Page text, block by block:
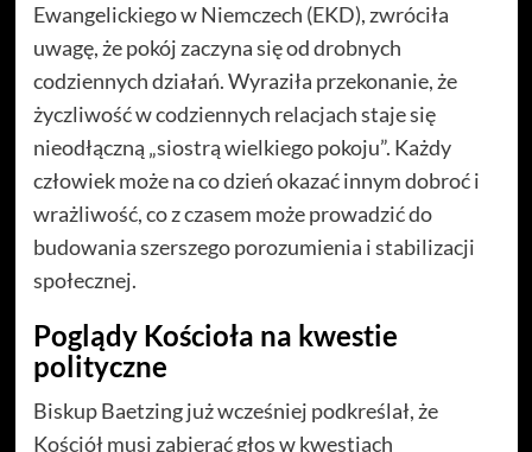
Ewangelickiego w Niemczech (EKD), zwróciła
uwagę, że pokój zaczyna się od drobnych
codziennych działań. Wyraziła przekonanie, że
życzliwość w codziennych relacjach staje się
nieodłączną „siostrą wielkiego pokoju”. Każdy
człowiek może na co dzień okazać innym dobroć i
wrażliwość, co z czasem może prowadzić do
budowania szerszego porozumienia i stabilizacji
społecznej.
Poglądy Kościoła na kwestie
polityczne
Biskup Baetzing już wcześniej podkreślał, że
Kościół musi zabierać głos w kwestiach